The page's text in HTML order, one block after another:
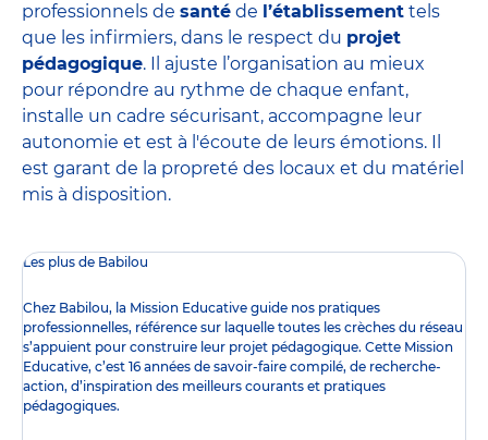
professionnels de santé de l’établissement tels
que les infirmiers, dans le respect du projet
pédagogique. Il ajuste l’organisation au mieux
pour répondre au rythme de chaque enfant,
installe un cadre sécurisant, accompagne leur
autonomie et est à l'écoute de leurs émotions. Il
est garant de la propreté des locaux et du matériel
mis à disposition.
Les plus de Babilou
Chez Babilou, la Mission Educative guide nos pratiques
professionnelles, référence sur laquelle toutes les crèches du réseau
s’appuient pour construire leur projet pédagogique. Cette Mission
Educative, c’est 16 années de savoir-faire compilé, de recherche-
action, d’inspiration des meilleurs courants et pratiques
pédagogiques.